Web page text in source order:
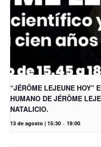
“JÉRÔME LEJEUNE HOY”
HUMANO DE JÉRÔME
NATALICIO.
13 de agosto | 15:30 - 19:00